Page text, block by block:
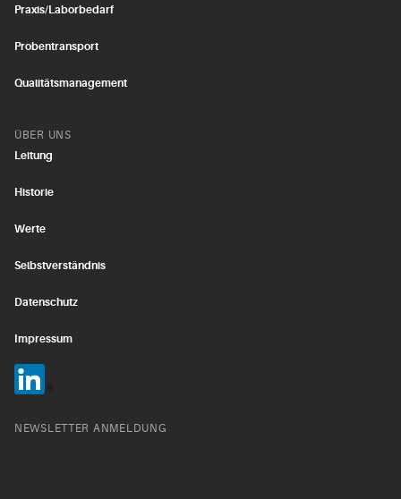
Praxis/Laborbedarf
Probentransport
Qualitätsmanagement
ÜBER UNS
Leitung
Historie
Werte
Selbstverständnis
Datenschutz
Impressum
NEWSLETTER ANMELDUNG